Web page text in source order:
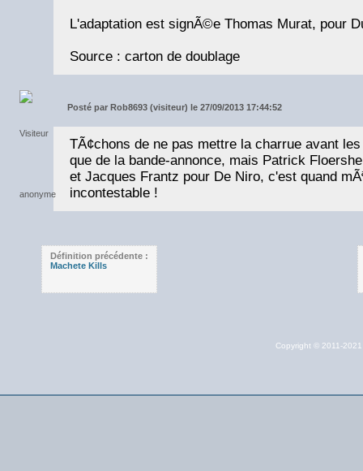
L'adaptation est signÃ©e Thomas Murat, pour
Source : carton de doublage
Posté par Rob8693 (visiteur) le 27/09/2013 17:44:52
TÃ¢chons de ne pas mettre la charrue avant
que de la bande-annonce, mais Patrick
et Jacques Frantz pour De Niro, c'est quand
incontestable !
Définition précédente :
Machete Kills
Copyright © 2011-